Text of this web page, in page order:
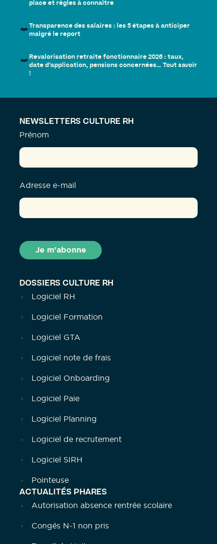
place et règles à connaître
Transparence des salaires : les 5 étapes à anticiper
malgré le report
Revalorisation retraite fonctionnaire 2026 : taux,
date d’application, pensions concernées… Tout savoir
!
DOSSIERS CULTURE RH
Logiciel RH
Logiciel Formation
Logiciel GTA
Logiciel note de frais
Logiciel Onboarding
Logiciel Paie
Logiciel Planning
Logiciel de recrutement
Logiciel SIRH
Pointeuse
ACTUALITÉS PHARES
Autorisation absence rentrée scolaire
Congés N-1 non pris
NEWSLETTERS CULTURE RH
Prénom
Adresse e-mail